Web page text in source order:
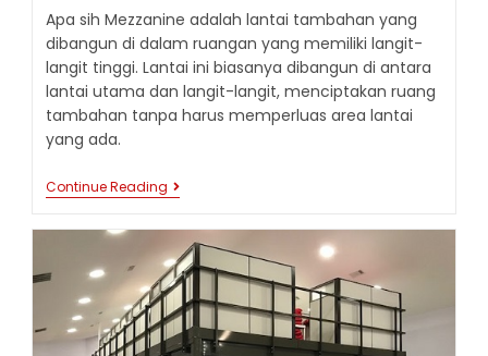
Apa sih Mezzanine adalah lantai tambahan yang
dibangun di dalam ruangan yang memiliki langit-
langit tinggi. Lantai ini biasanya dibangun di antara
lantai utama dan langit-langit, menciptakan ruang
tambahan tanpa harus memperluas area lantai
yang ada.
Continue Reading YUK
KENALAN
APA
SIH
MEZZANINE
ITU
?